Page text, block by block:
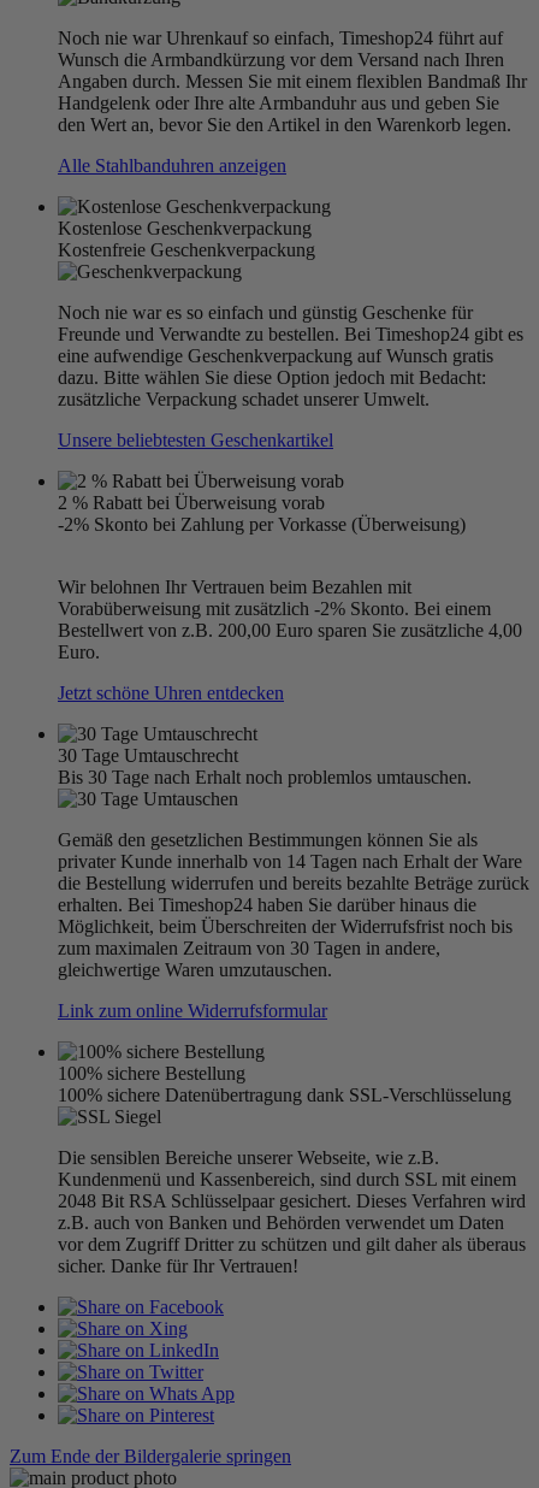
Noch nie war Uhrenkauf so einfach, Timeshop24 führt auf
Wunsch die Armbandkürzung vor dem Versand nach Ihren
Angaben durch. Messen Sie mit einem flexiblen Bandmaß Ihr
Handgelenk oder Ihre alte Armbanduhr aus und geben Sie
den Wert an, bevor Sie den Artikel in den Warenkorb legen.
Alle Stahlbanduhren anzeigen
Kostenlose Geschenkverpackung
Kostenfreie Geschenkverpackung
Noch nie war es so einfach und günstig Geschenke für
Freunde und Verwandte zu bestellen. Bei Timeshop24 gibt es
eine aufwendige Geschenkverpackung auf Wunsch gratis
dazu. Bitte wählen Sie diese Option jedoch mit Bedacht:
zusätzliche Verpackung schadet unserer Umwelt.
Unsere beliebtesten Geschenkartikel
2 % Rabatt bei Überweisung vorab
-2% Skonto bei Zahlung per Vorkasse (Überweisung)
Wir belohnen Ihr Vertrauen beim Bezahlen mit
Vorabüberweisung mit zusätzlich -2% Skonto. Bei einem
Bestellwert von z.B. 200,00 Euro sparen Sie zusätzliche 4,00
Euro.
Jetzt schöne Uhren entdecken
30 Tage Umtauschrecht
Bis 30 Tage nach Erhalt noch problemlos umtauschen.
Gemäß den gesetzlichen Bestimmungen können Sie als
privater Kunde innerhalb von 14 Tagen nach Erhalt der Ware
die Bestellung widerrufen und bereits bezahlte Beträge zurück
erhalten. Bei Timeshop24 haben Sie darüber hinaus die
Möglichkeit, beim Überschreiten der Widerrufsfrist noch bis
zum maximalen Zeitraum von 30 Tagen in andere,
gleichwertige Waren umzutauschen.
Link zum online Widerrufsformular
100% sichere Bestellung
100% sichere Datenübertragung dank SSL-Verschlüsselung
Die sensiblen Bereiche unserer Webseite, wie z.B.
Kundenmenü und Kassenbereich, sind durch SSL mit einem
2048 Bit RSA Schlüsselpaar gesichert. Dieses Verfahren wird
z.B. auch von Banken und Behörden verwendet um Daten
vor dem Zugriff Dritter zu schützen und gilt daher als überaus
sicher. Danke für Ihr Vertrauen!
Zum Ende der Bildergalerie springen